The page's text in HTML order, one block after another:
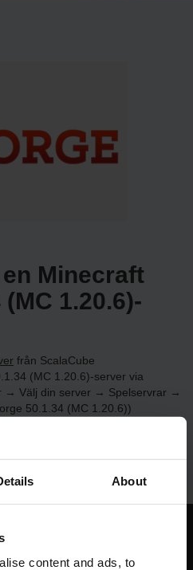
About
content and ads, to
Minecraft
1.20.6)-
från ScalaCube
(MC 1.20.6)-server via
→ Välj din server → Spelservrar →
50.1.34 (MC 1.20.6))